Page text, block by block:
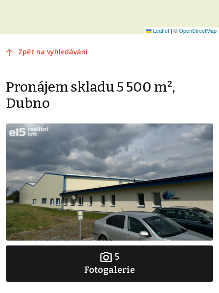
Leaflet | ©OpenStreetMap
Zpět na vyhledávání
Pronájem skladu 5 500 m²,
Dubno
5
Fotogalerie